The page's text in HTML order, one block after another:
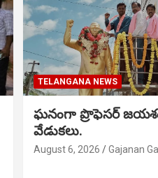
TELANGANA NEWS
ఘనంగా ప్రొఫెసర్
వేడుకలు.
August 6, 2026 Gajanan